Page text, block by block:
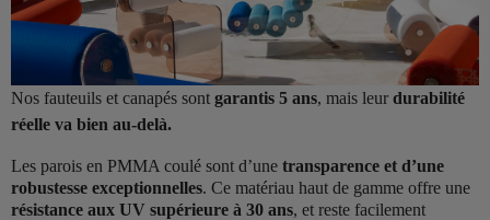
Nos fauteuils et canapés sont garantis 5 ans, mais leur durabilité
réelle va bien au-delà.
Les parois en PMMA coulé sont d’une transparence et d’une
robustesse exceptionnelles. Ce matériau haut de gamme offre une
résistance aux UV supérieure à 30 ans, et reste facilement